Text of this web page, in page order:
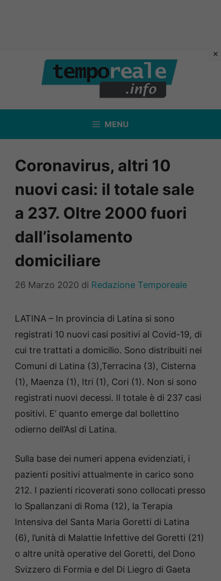
contenuto
MENU
Coronavirus, altri 10
nuovi casi: il totale sale
a 237. Oltre 2000 fuori
dall’isolamento
domiciliare
26 Marzo 2020 di Redazione Temporeale
LATINA – In provincia di Latina si sono
registrati 10 nuovi casi positivi al Covid-19, di
cui tre trattati a domicilio. Sono distribuiti nei
Comuni di Latina (3),Terracina (3), Cisterna
(1), Maenza (1), Itri (1), Cori (1). Non si sono
registrati nuovi decessi. Il totale è di 237 casi
positivi. E’ quanto emerge dal bollettino
odierno dell’Asl di Latina.
Sulla base dei numeri appena evidenziati, i
pazienti positivi attualmente in carico sono
212. I pazienti ricoverati sono collocati presso
lo Spallanzani di Roma (12), la Terapia
Intensiva del Santa Maria Goretti di Latina
(6), l’unità di Malattie Infettive del Goretti (21)
o altre unità operative del Goretti, del Dono
Svizzero di Formia e del Di Liegro di Gaeta